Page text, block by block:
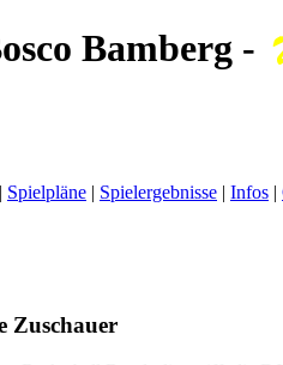
Bamberg -
| Spielpläne | Spielergebnisse | Infos |
Zuschauer